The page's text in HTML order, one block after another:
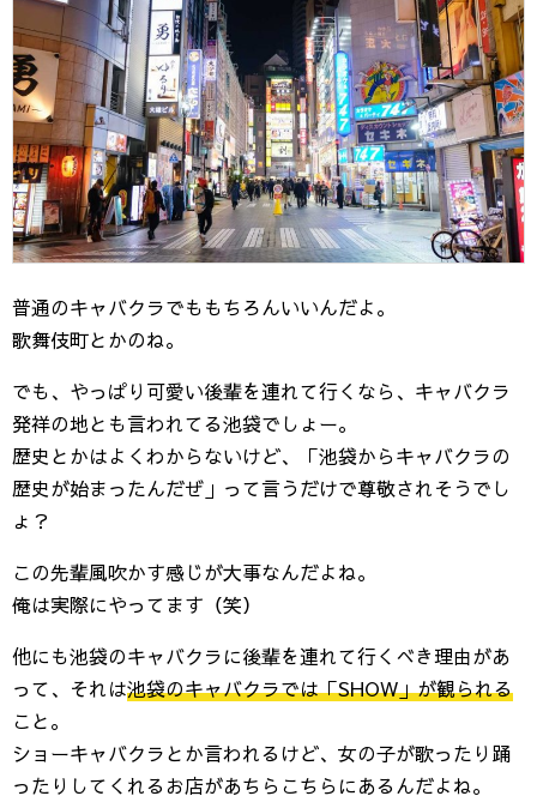
普通のキャバクラでももちろんいいんだよ。
歌舞伎町とかのね。
でも、やっぱり可愛い後輩を連れて行くなら、キャバクラ
発祥の地とも言われてる池袋でしょー。
歴史とかはよくわからないけど、「池袋からキャバクラの
歴史が始まったんだぜ」って言うだけで尊敬されそうでし
ょ？
この先輩風吹かす感じが大事なんだよね。
俺は実際にやってます（笑）
他にも池袋のキャバクラに後輩を連れて行くべき理由があ
って、それは池袋のキャバクラでは「SHOW」が観られる
こと。
ショーキャバクラとか言われるけど、女の子が歌ったり踊
ったりしてくれるお店があちらこちらにあるんだよね。